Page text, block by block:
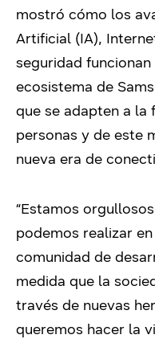
mostró cómo los
Artificial (IA),
seguridad
ecosistema de
que se adapten a la
personas y de este
nueva era de
“Estamos
podemos realizar
comunidad de
medida que la
través de nuevas
queremos hacer la